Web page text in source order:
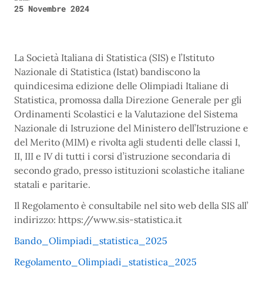
25 Novembre 2024
La Società Italiana di Statistica (SIS) e l’Istituto
Nazionale di Statistica (Istat) bandiscono la
quindicesima edizione delle Olimpiadi Italiane di
Statistica, promossa dalla Direzione Generale per gli
Ordinamenti Scolastici e la Valutazione del Sistema
Nazionale di Istruzione del Ministero dell’Istruzione e
del Merito (MIM) e rivolta agli studenti delle classi I,
II, III e IV di tutti i corsi d’istruzione secondaria di
secondo grado, presso istituzioni scolastiche italiane
statali e paritarie.
Il Regolamento è consultabile nel sito web della SIS all’
indirizzo: https://www.sis-statistica.it
Bando_Olimpiadi_statistica_2025
Regolamento_Olimpiadi_statistica_2025